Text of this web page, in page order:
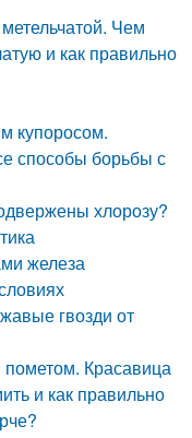
Чем
и как правильно
купоросом.
способы борьбы с
хлорозу?
железа
гвозди от
Красавица
и как правильно